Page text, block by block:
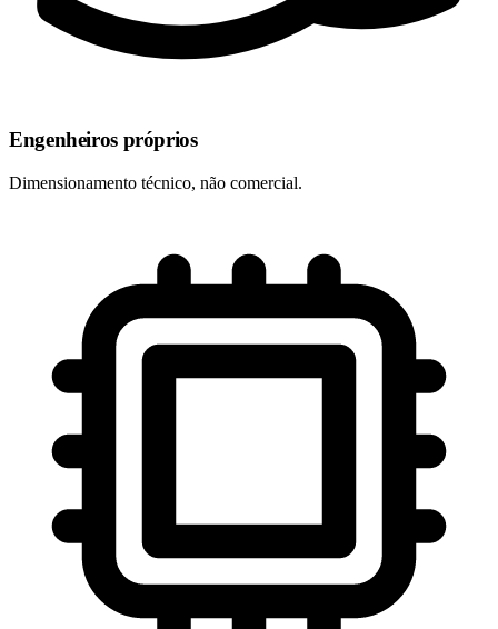
Engenheiros próprios
Dimensionamento técnico, não comercial.